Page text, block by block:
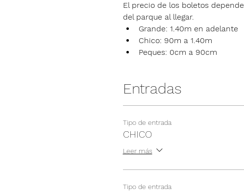
El precio de los boletos
del parque al llegar.
Grande: 1.40m en adelante
Chico: 90m a 1.40m
Peques: 0cm a 90cm
Entradas
Tipo de entrada
CHICO
Leer más
Tipo de entrada